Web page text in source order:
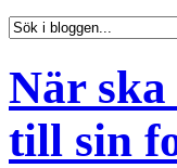
När
till sin